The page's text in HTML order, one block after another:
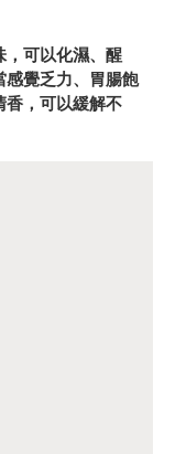
，可以化濕、醒
感覺乏力、胃腸飽
香，可以緩解不